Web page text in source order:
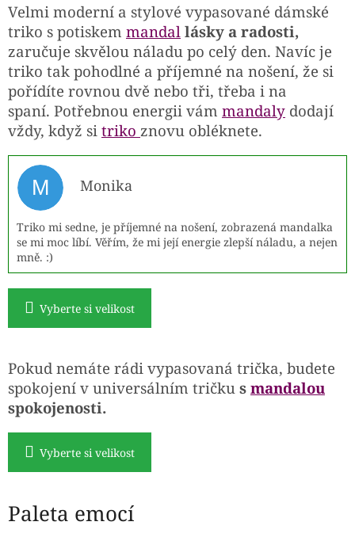
Velmi moderní a stylové vypasované dámské
triko s potiskem mandal lásky a radosti,
zaručuje skvělou náladu po celý den. Navíc je
triko tak pohodlné a příjemné na nošení, že si
pořídíte rovnou dvě nebo tři, třeba i na
spaní. Potřebnou energii vám mandaly dodají
vždy, když si triko znovu obléknete.
M Monika
Triko mi sedne, je příjemné na nošení, zobrazená mandalka
se mi moc líbí. Věřím, že mi její energie zlepší náladu, a nejen
mně. :)
Vyberte si velikost
Pokud nemáte rádi vypasovaná trička, budete
spokojení v universálním tričku s mandalou
spokojenosti.
Vyberte si velikost
Paleta emocí